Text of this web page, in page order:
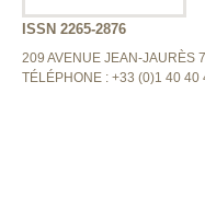
ISSN 2265-2876
209 AVENUE JEAN-JAURÈS
TÉLÉPHONE : +33 (0)1 40 40